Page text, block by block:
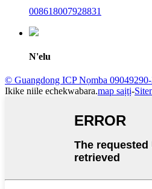
008618007928831
N'elu
© Guangdong ICP Nọmba
Ikike niile echekwabara.map saịtị-